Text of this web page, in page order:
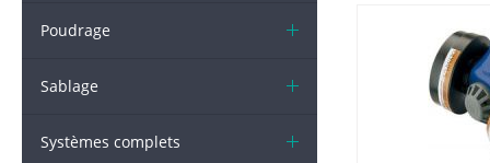
Poudrage
Sablage
Systèmes complets